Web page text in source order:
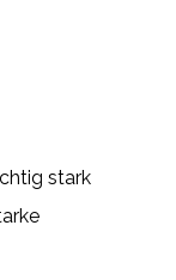
stark